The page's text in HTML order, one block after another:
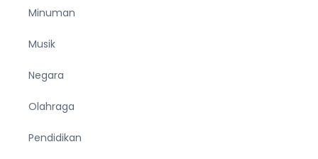
Minuman
Musik
Negara
Olahraga
Pendidikan